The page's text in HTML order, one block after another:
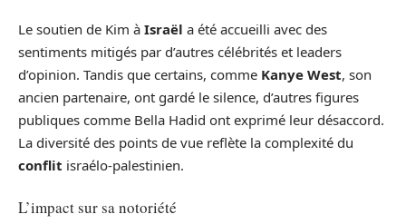
Le soutien de Kim à Israël a été accueilli avec des
sentiments mitigés par d’autres célébrités et leaders
d’opinion. Tandis que certains, comme Kanye West, son
ancien partenaire, ont gardé le silence, d’autres figures
publiques comme Bella Hadid ont exprimé leur désaccord.
La diversité des points de vue reflète la complexité du
conflit israélo-palestinien.
L’impact sur sa notoriété